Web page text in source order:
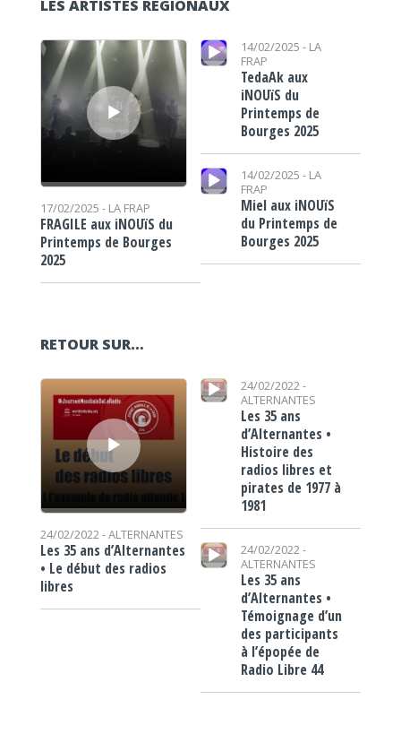
LES ARTISTES RÉGIONAUX
Lecteur audio
17/02/2025 - LA FRAP
FRAGILE aux iNOUïS du
Printemps de Bourges
2025
Lecteur audio 14/02/2025 - LA
FRAP
TedaAk aux
iNOUïS du
Printemps de
Bourges 2025
Lecteur audio
14/02/2025 - LA
FRAP
Miel aux iNOUïS
du Printemps de
Bourges 2025
RETOUR SUR…
Lecteur audio
24/02/2022 -ALTERNANTES
Les 35 ans d’Alternantes
• Le début des radios
libres
Lecteur audio
24/02/2022 -
ALTERNANTES
Les 35 ans
d’Alternantes •
Histoire des
radios libres et
pirates de 1977 à
1981
Lecteur audio
24/02/2022 -
ALTERNANTES
Les 35 ans
d’Alternantes •
Témoignage d’un
des participants
à l’épopée de
Radio Libre 44